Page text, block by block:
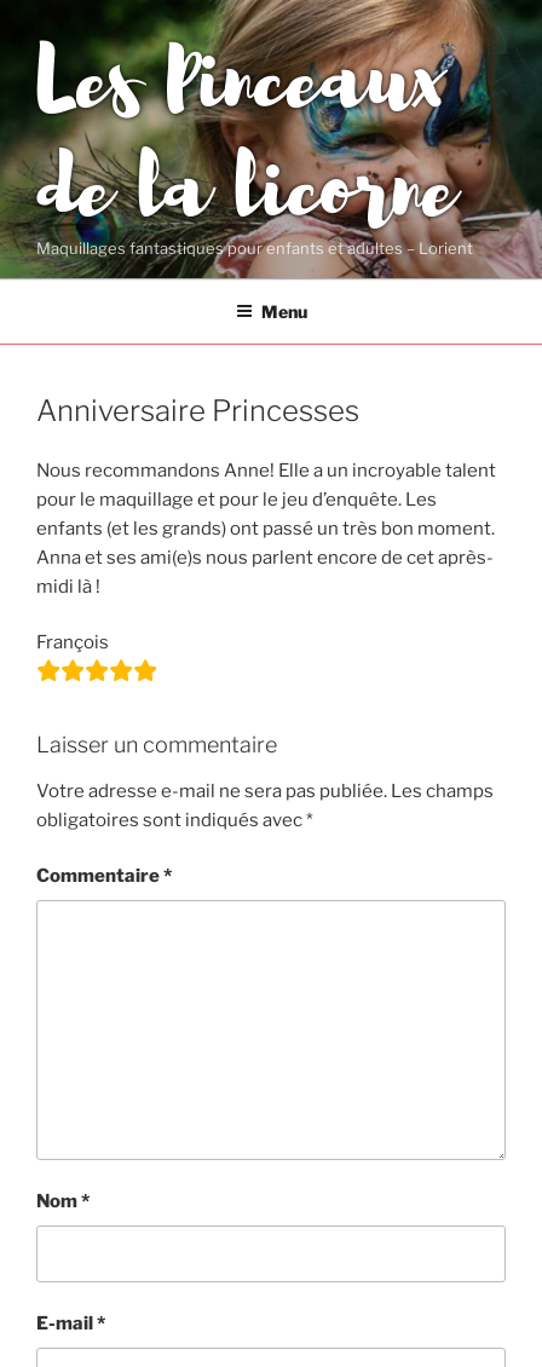
contenu
principalLes Pinceaux
de la licorne
Maquillages fantastiques pour enfants et adultes – Lorient
Menu
Anniversaire Princesses
Nous recommandons Anne! Elle a un incroyable talent
pour le maquillage et pour le jeu d’enquête. Les
enfants (et les grands) ont passé un très bon moment.
Anna et ses ami(e)s nous parlent encore de cet après-
midi là !
François
Laisser un commentaire
Votre adresse e-mail ne sera pas publiée. Les champs
obligatoires sont indiqués avec*
Commentaire*
Nom*
E-mail*